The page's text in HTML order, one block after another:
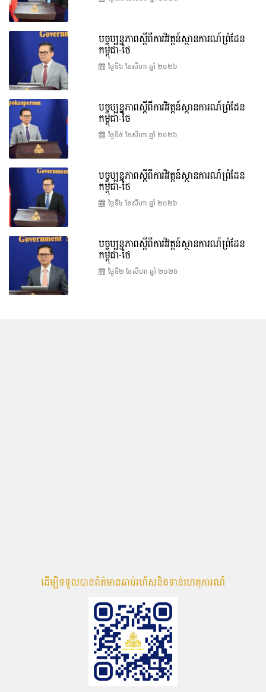
បច្ចុប្បន្នភាពស្ដីពីការវិវត្តន៍ស្ថានការណ៍ព្រំដែន
កម្ពុជា-ថៃ
ថ្ងៃទី៦ ខែ​សីហា ឆ្នាំ ២០២៦
បច្ចុប្បន្នភាពស្ដីពីការវិវត្តន៍ស្ថានការណ៍ព្រំដែន
កម្ពុជា-ថៃ
ថ្ងៃទី៥ ខែ​សីហា ឆ្នាំ ២០២៦
បច្ចុប្បន្នភាពស្ដីពីការវិវត្តន៍ស្ថានការណ៍ព្រំដែន
កម្ពុជា-ថៃ
ថ្ងៃទី៤ ខែ​សីហា ឆ្នាំ ២០២៦
បច្ចុប្បន្នភាពស្ដីពីការវិវត្តន៍ស្ថានការណ៍ព្រំដែន
កម្ពុជា-ថៃ
ថ្ងៃទី២ ខែ​សីហា ឆ្នាំ ២០២៦
ដើម្បីទទួលបានព័ត៌មានឆាប់រហ័សនិងទាន់ហេតុការណ៍